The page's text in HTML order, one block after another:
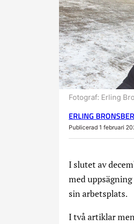
Fotograf: Erling
ERLING
Publicerad 1 februari
I slutet av
med
sin arbetsplats.
I två artiklar